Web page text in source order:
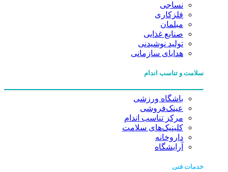
نساجی
فلزکاری
مبلمان
صنایع غذایی
تولید نوشیدنی
هدایای سازمانی
سلامت و تناسب اندام
باشگاه ورزشی
عینک‌فروشی
مرکز تناسب اندام
کلینیک‌های سلامت
داروخانه
آرایشگاه
خدمات فنی